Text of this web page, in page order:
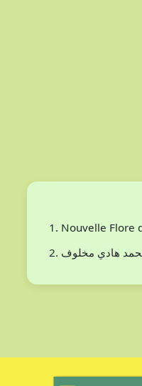
Nouvelle Flore